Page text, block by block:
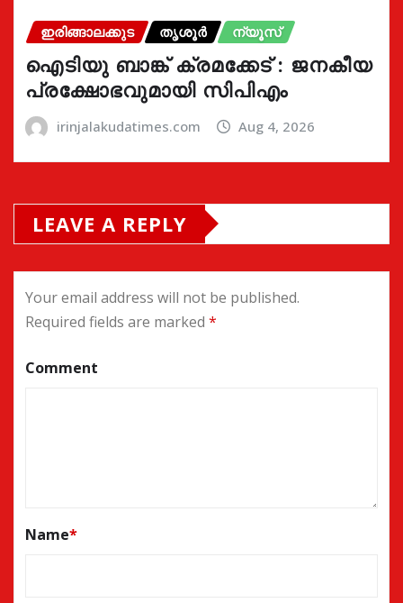
ഇരിങ്ങാലക്കുട തൃശൂർ ന്യൂസ്
ഐടിയു ബാങ്ക് ക്രമക്കേട് : ജനകീയ
പ്രക്ഷോഭവുമായി സിപിഎം
irinjalakudatimes.com Aug 4, 2026
LEAVE A REPLY
Your email address will not be published.
Required fields are marked *
Comment
Name*